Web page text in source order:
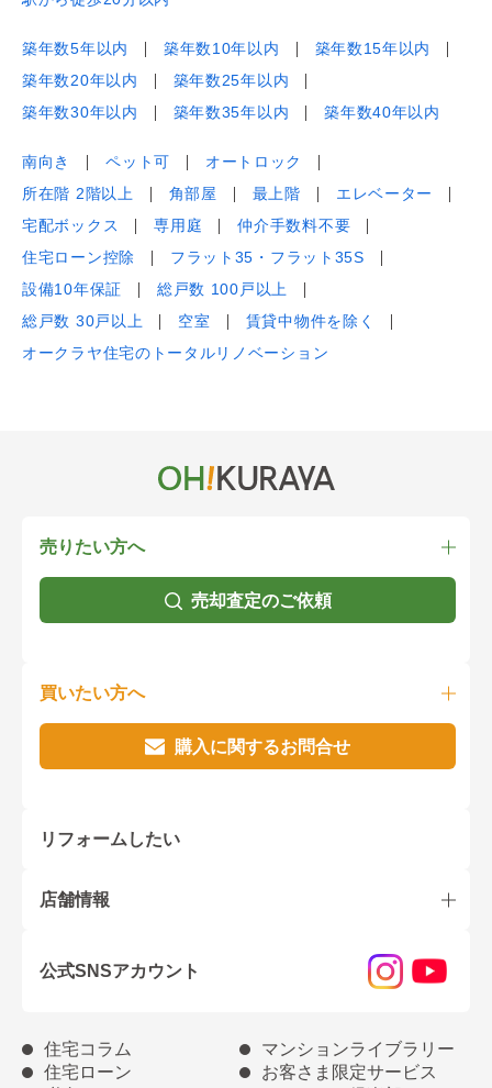
築年数5年以内 築年数10年以内
築年数15年以内
築年数20年以内
築年数25年以内
築年数30年以内
築年数35年以内 築年数40年以内
南向き ペット可
オートロック
所在階 2階以上
角部屋 最上階
エレベーター
宅配ボックス
専用庭
仲介手数料不要
住宅ローン控除
フラット35・フラット35S
設備10年保証
総戸数 100戸以上
総戸数 30戸以上
空室
賃貸中物件を除く
オークラヤ住宅のトータルリノベーション
売りたい方へ
売却査定のご依頼
買いたい方へ
購入に関するお問合せ
リフォームしたい
店舗情報
公式SNSアカウント
住宅コラム
マンションライブラリー
住宅ローン
お客さま限定サービス